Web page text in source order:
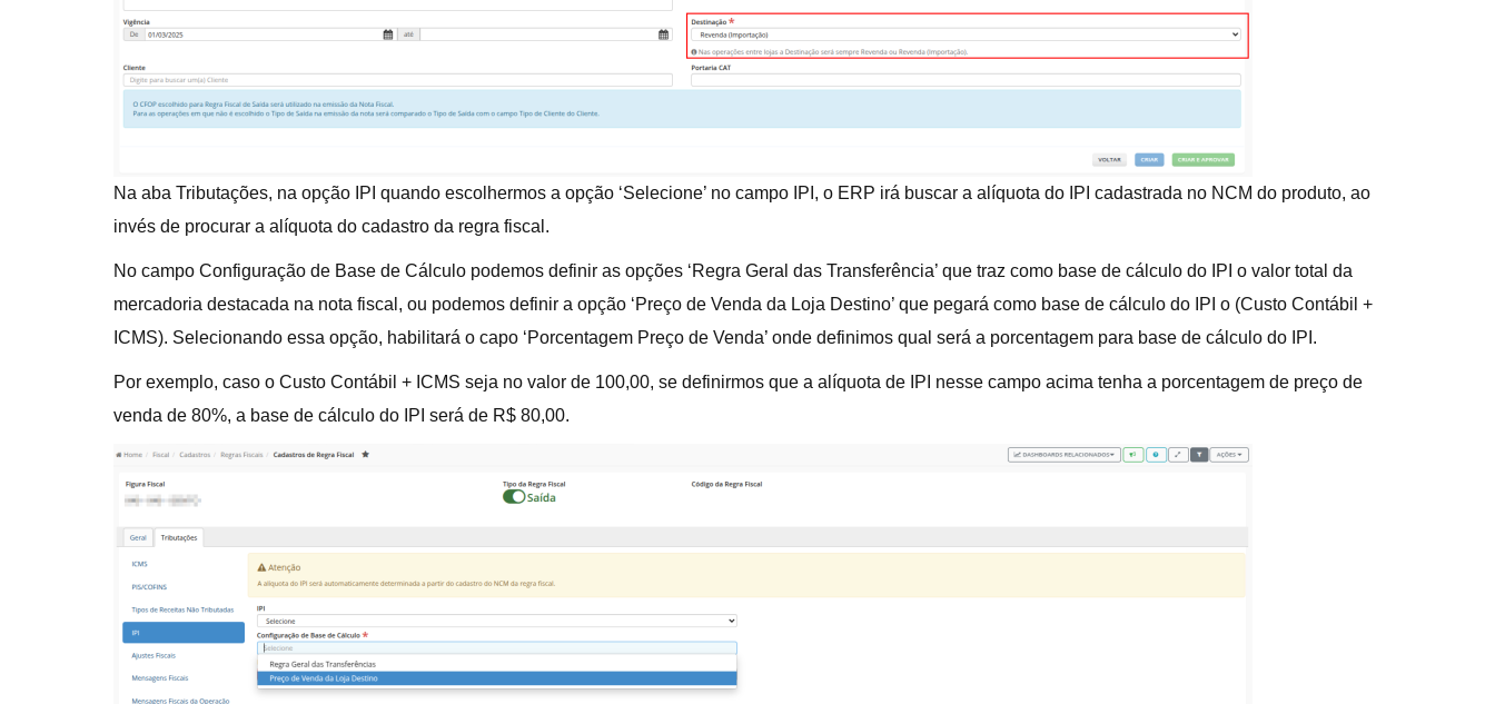
Na aba Tributações, na opção IPI quando escolhermos a opção ‘Selecione’ no campo IPI, o ERP irá buscar a alíquota do IPI cadastrada no NCM do produto, ao
invés de procurar a alíquota do cadastro da regra fiscal.
No campo Configuração de Base de Cálculo podemos definir as opções ‘Regra Geral das Transferência’ que traz como base de cálculo do IPI o valor total da
mercadoria destacada na nota fiscal, ou podemos definir a opção ‘Preço de Venda da Loja Destino’ que pegará como base de cálculo do IPI o (Custo Contábil +
ICMS). Selecionando essa opção, habilitará o capo ‘Porcentagem Preço de Venda’ onde definimos qual será a porcentagem para base de cálculo do IPI.
Por exemplo, caso o Custo Contábil + ICMS seja no valor de 100,00, se definirmos que a alíquota de IPI nesse campo acima tenha a porcentagem de preço de
venda de 80%, a base de cálculo do IPI será de R$ 80,00.